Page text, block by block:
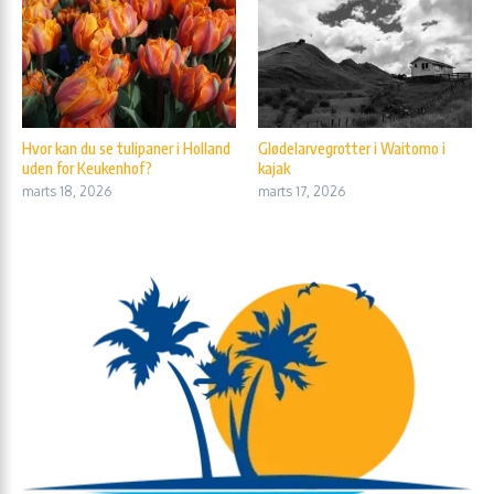
Hvor kan du se tulipaner i Holland
uden for Keukenhof?
marts 18, 2026
Glødelarvegrotter i Waitomo i
kajak
marts 17, 2026